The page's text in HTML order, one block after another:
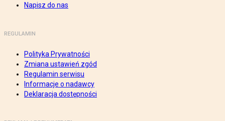
Napisz do nas
REGULAMIN
Polityka Prywatności
Zmiana ustawień zgód
Regulamin serwisu
Informacje o nadawcy
Deklaracja dostępności